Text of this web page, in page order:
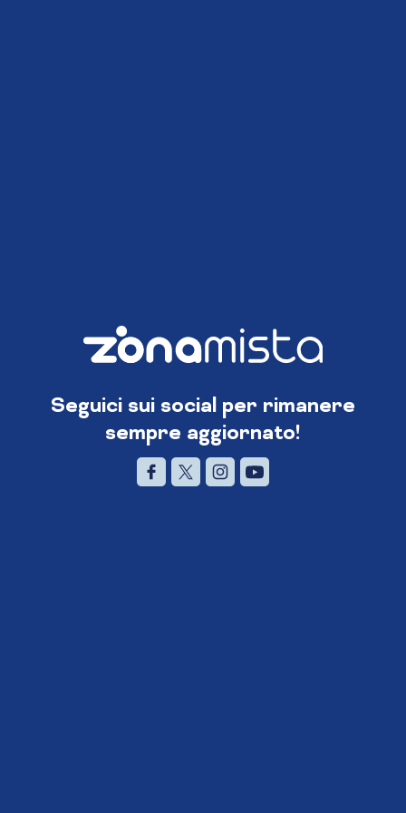
Seguici sui social per rimanere
sempre aggiornato!